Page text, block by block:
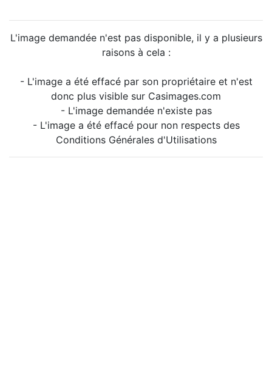
L'image demandée n'est pas disponible, il y a plusieurs
raisons à cela :
- L'image a été effacé par son propriétaire et n'est
donc plus visible sur Casimages.com
- L'image demandée n'existe pas
- L'image a été effacé pour non respects des
Conditions Générales d'Utilisations